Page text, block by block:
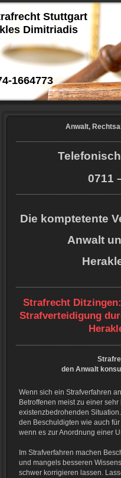
Stuttgart
Dimitriadis
1664773
Anwalt,
0711
Die komptetente
Anwalt
Strafrecht
Strafverteidigung
den Anwalt
Wenn sich ein Strafverfahren
Betroffenen meist zu einer
existenzbedrohenden
den Beschuldigten wie auch
wenn es zur Anordnung einer
Im Strafverfahren machen
und mangels besseren
schwer korrigieren lassen.